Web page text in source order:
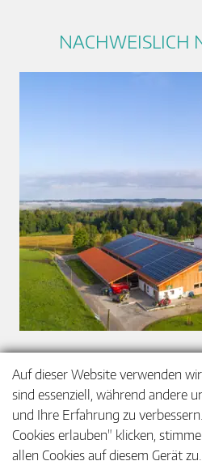
NACHWEISLICH
Eine Vielzahl von Gründe
Energiewende im Fuhrpark
Forstwirtschaft. Welche
Rahmenbedingungen es
Auf dieser Website verwenden
sind essenziell, während andere
und Ihre Erfahrung zu
Cookies erlauben" klicken,
allen Cookies auf diesem Gerät